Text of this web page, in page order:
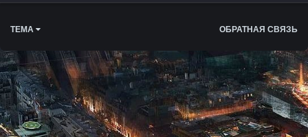
ТЕМА ОБРАТНАЯ СВЯЗЬ